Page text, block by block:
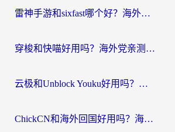
雷神手游和sixfast哪个好？海外党亲测3款回国加速器，教你选对不踩坑
穿梭和快喵好用吗？海外党亲测：小众加速器对比+番茄加速器深度体验
云极和Unblock Youku好用吗？海外党亲测+2026回国加速器避坑指南
ChickCN和海外回国好用吗？海外党2026亲测：从手游到影音，选对加速器的3个关键